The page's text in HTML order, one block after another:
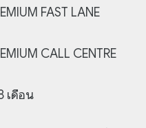
FAST LANE
CALL CENTRE
เดือน